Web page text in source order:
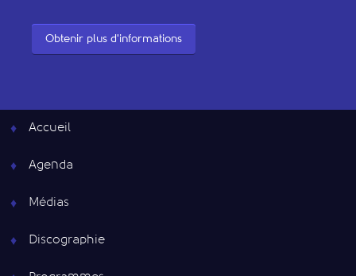
Obtenir plus d'informations
Accueil
Agenda
Médias
Discographie